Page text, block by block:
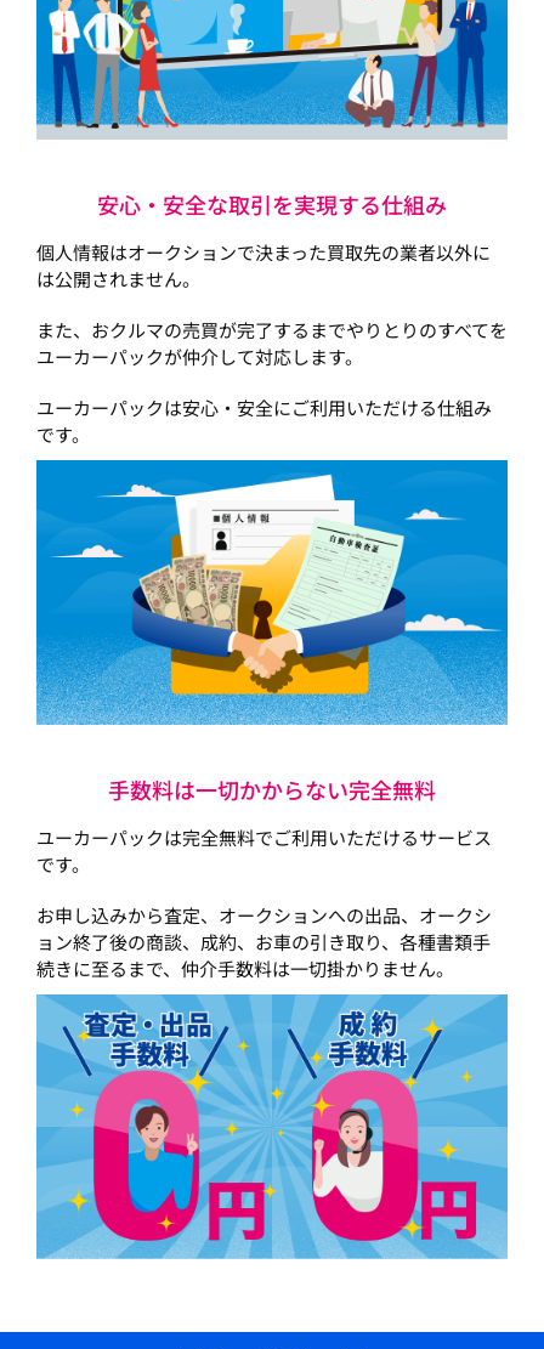
安心・安全な取引を実現する仕組み
個人情報はオークションで決まった買取先の業者以外に
は公開されません。
また、おクルマの売買が完了するまでやりとりのすべてを
ユーカーパックが仲介して対応します。
ユーカーパックは安心・安全にご利用いただける仕組み
です。
手数料は一切かからない完全無料
ユーカーパックは完全無料でご利用いただけるサービス
です。
お申し込みから査定、オークションへの出品、オークシ
ョン終了後の商談、成約、お車の引き取り、各種書類手
続きに至るまで、仲介手数料は一切掛かりません。